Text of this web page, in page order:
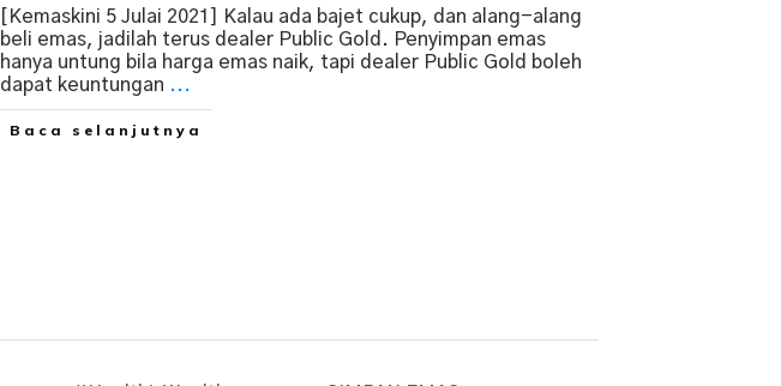
[Kemaskini 5 Julai 2021] Kalau ada bajet cukup, dan alang-alang
beli emas, jadilah terus dealer Public Gold. Penyimpan emas
hanya untung bila harga emas naik, tapi dealer Public Gold boleh
dapat keuntungan ...
Baca selanjutnya